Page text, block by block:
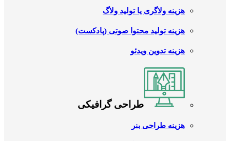
هزینه ولاگری یا تولید ولاگ
هزینه تولید محتوا صوتی (پادکست)
هزینه تدوین ویدئو
طراحی گرافیکی
هزینه طراحی بنر